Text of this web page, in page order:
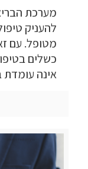
מערכת
להעניק
מטופל. עם
כשלים
אינה